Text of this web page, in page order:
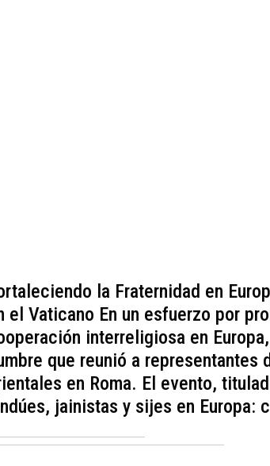
la Fraternidad en
el Vaticano En un esfuerzo por
interreligiosa en
que reunió a
en Roma. El evento,
jainistas y sijes en Europa: